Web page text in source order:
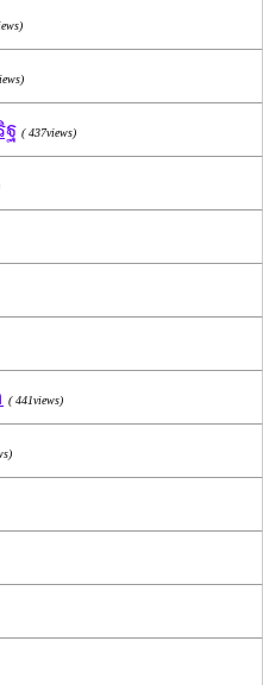
ฐ ( 437views)
( 441views)